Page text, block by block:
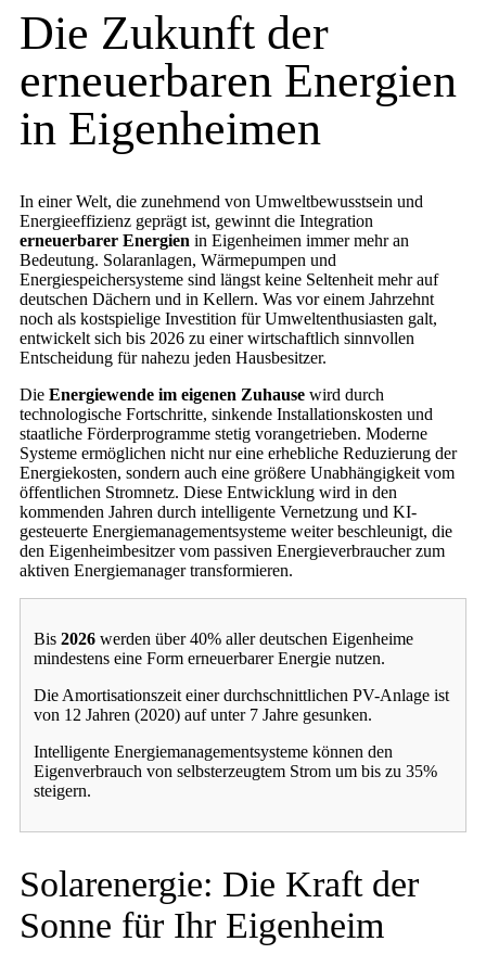
Die Zukunft der
erneuerbaren Energien
in Eigenheimen
In einer Welt, die zunehmend von Umweltbewusstsein und
Energieeffizienz geprägt ist, gewinnt die Integration
erneuerbarer Energien in Eigenheimen immer mehr an
Bedeutung. Solaranlagen, Wärmepumpen und
Energiespeichersysteme sind längst keine Seltenheit mehr auf
deutschen Dächern und in Kellern. Was vor einem Jahrzehnt
noch als kostspielige Investition für Umweltenthusiasten galt,
entwickelt sich bis 2026 zu einer wirtschaftlich sinnvollen
Entscheidung für nahezu jeden Hausbesitzer.
Die Energiewende im eigenen Zuhause wird durch
technologische Fortschritte, sinkende Installationskosten und
staatliche Förderprogramme stetig vorangetrieben. Moderne
Systeme ermöglichen nicht nur eine erhebliche Reduzierung der
Energiekosten, sondern auch eine größere Unabhängigkeit vom
öffentlichen Stromnetz. Diese Entwicklung wird in den
kommenden Jahren durch intelligente Vernetzung und KI-
gesteuerte Energiemanagementsysteme weiter beschleunigt, die
den Eigenheimbesitzer vom passiven Energieverbraucher zum
aktiven Energiemanager transformieren.
Bis 2026 werden über 40% aller deutschen Eigenheime
mindestens eine Form erneuerbarer Energie nutzen.
Die Amortisationszeit einer durchschnittlichen PV-Anlage ist
von 12 Jahren (2020) auf unter 7 Jahre gesunken.
Intelligente Energiemanagementsysteme können den
Eigenverbrauch von selbsterzeugtem Strom um bis zu 35%
steigern.
Solarenergie: Die Kraft der
Sonne für Ihr Eigenheim